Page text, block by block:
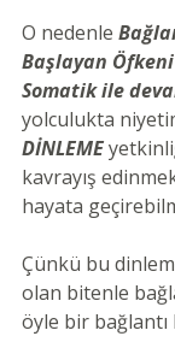
O nedenle
Başlayan
Somatik ile
yolculukta
DİNLEME
kavrayış
hayata
Çünkü bu
olan bitenle
öyle bir bağlantı